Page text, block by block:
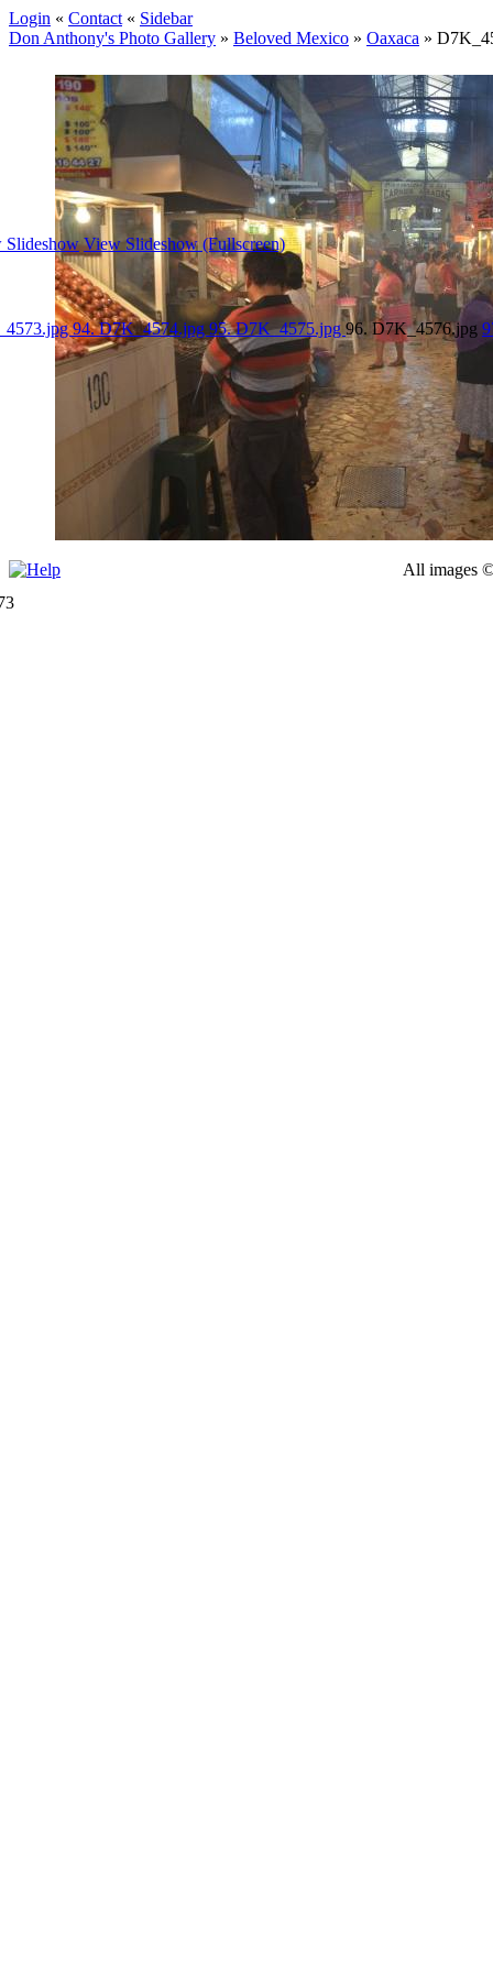
Login « Contact « Sidebar
Don Anthony's Photo Gallery » Beloved Mexico » Oaxaca »
Slideshow View Slideshow (Fullscreen)
94. D7K_4574.jpg 95. D7K_4575.jpg 96. D7K_4576.jpg
All images